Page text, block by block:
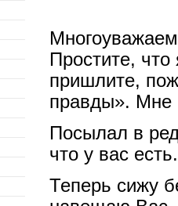
Простите,
пришлите,
правды». Мне
Посылал в
что у вас есть.
Теперь сижу